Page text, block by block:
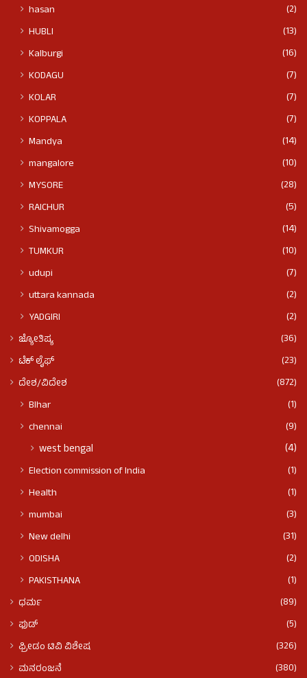
hasan
(2)
HUBLI
(13)
Kalburgi
(16)
KODAGU
(7)
KOLAR
(7)
KOPPALA
(7)
Mandya
(14)
mangalore
(10)
MYSORE
(28)
RAICHUR
(5)
Shivamogga
(14)
TUMKUR
(10)
udupi
(7)
uttara kannada
(2)
YADGIRI
(2)
ಜ್ಯೋತಿಷ್ಯ
(36)
ಟೆಕ್ ಲೈಫ್
(23)
ದೇಶ/ವಿದೇಶ
(872)
BIhar
(1)
chennai
(9)
west bengal (4)
Election commission of India
(1)
Health
(1)
mumbai
(3)
New delhi
(31)
ODISHA
(2)
PAKISTHANA
(1)
ಧರ್ಮ
(89)
ಫುಡ್​​
(5)
ಫ್ರೀಡಂ ಟಿವಿ ವಿಶೇಷ
(326)
ಮನರಂಜನೆ
(380)